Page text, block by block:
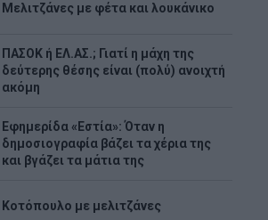
Μελιτζάνες με φέτα και λουκάνικο
ΠΑΣΟΚ ή ΕΛ.ΑΣ.; Γιατί η μάχη της
δεύτερης θέσης είναι (πολύ) ανοιχτή
ακόμη
Εφημερίδα «Εστία»: Όταν η
δημοσιογραφία βάζει τα χέρια της
και βγάζει τα μάτια της
Κοτόπουλο με μελιτζάνες